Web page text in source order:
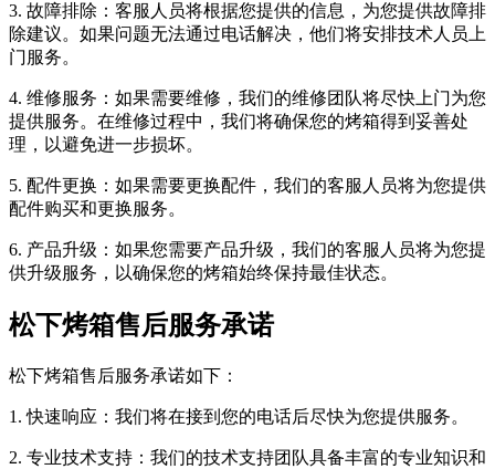
3. 故障排除：客服人员将根据您提供的信息，为您提供故障排
除建议。如果问题无法通过电话解决，他们将安排技术人员上
门服务。
4. 维修服务：如果需要维修，我们的维修团队将尽快上门为您
提供服务。在维修过程中，我们将确保您的烤箱得到妥善处
理，以避免进一步损坏。
5. 配件更换：如果需要更换配件，我们的客服人员将为您提供
配件购买和更换服务。
6. 产品升级：如果您需要产品升级，我们的客服人员将为您提
供升级服务，以确保您的烤箱始终保持最佳状态。
松下烤箱售后服务承诺
松下烤箱售后服务承诺如下：
1. 快速响应：我们将在接到您的电话后尽快为您提供服务。
2. 专业技术支持：我们的技术支持团队具备丰富的专业知识和